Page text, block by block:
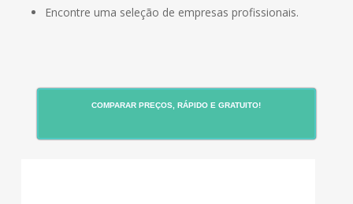
Encontre uma seleção de empresas profissionais.
COMPARAR PREÇOS, RÁPIDO E GRATUITO!